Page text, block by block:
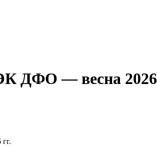
ДФО — весна 2026